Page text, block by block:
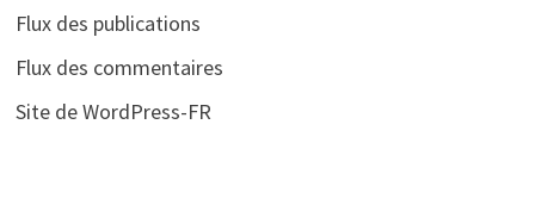
Flux des publications
Flux des commentaires
Site de WordPress-FR